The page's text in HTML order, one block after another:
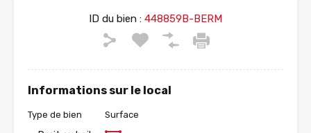
ID du bien : 448859B-BERM
Informations sur le local
Type de bien Surface